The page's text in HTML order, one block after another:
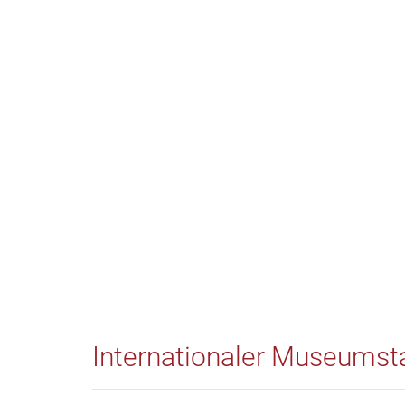
Internationaler